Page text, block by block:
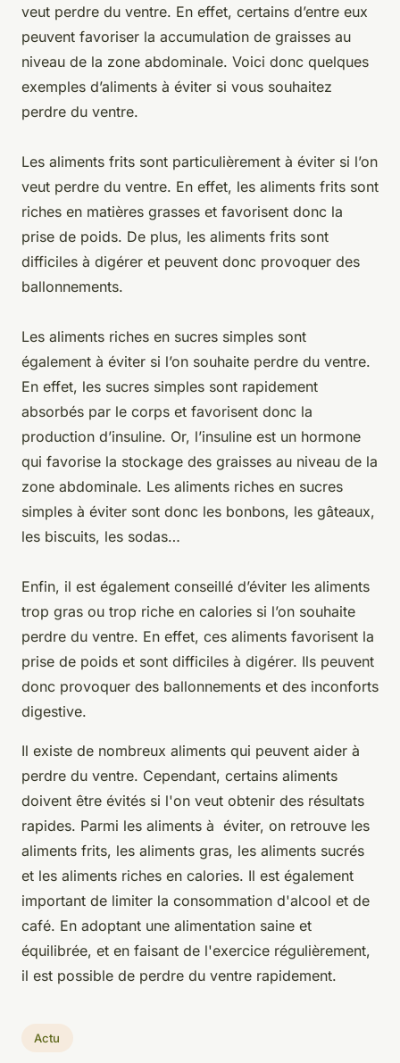
veut perdre du ventre. En effet, certains d’entre eux
peuvent favoriser la accumulation de graisses au
niveau de la zone abdominale. Voici donc quelques
exemples d’aliments à éviter si vous souhaitez
perdre du ventre.
Les aliments frits sont particulièrement à éviter si l’on
veut perdre du ventre. En effet, les aliments frits sont
riches en matières grasses et favorisent donc la
prise de poids. De plus, les aliments frits sont
difficiles à digérer et peuvent donc provoquer des
ballonnements.
Les aliments riches en sucres simples sont
également à éviter si l’on souhaite perdre du ventre.
En effet, les sucres simples sont rapidement
absorbés par le corps et favorisent donc la
production d’insuline. Or, l’insuline est un hormone
qui favorise la stockage des graisses au niveau de la
zone abdominale. Les aliments riches en sucres
simples à éviter sont donc les bonbons, les gâteaux,
les biscuits, les sodas…
Enfin, il est également conseillé d’éviter les aliments
trop gras ou trop riche en calories si l’on souhaite
perdre du ventre. En effet, ces aliments favorisent la
prise de poids et sont difficiles à digérer. Ils peuvent
donc provoquer des ballonnements et des inconforts
digestive.
Il existe de nombreux aliments qui peuvent aider à
perdre du ventre. Cependant, certains aliments
doivent être évités si l'on veut obtenir des résultats
rapides. Parmi les aliments à éviter, on retrouve les
aliments frits, les aliments gras, les aliments sucrés
et les aliments riches en calories. Il est également
important de limiter la consommation d'alcool et de
café. En adoptant une alimentation saine et
équilibrée, et en faisant de l'exercice régulièrement,
il est possible de perdre du ventre rapidement.
Actu